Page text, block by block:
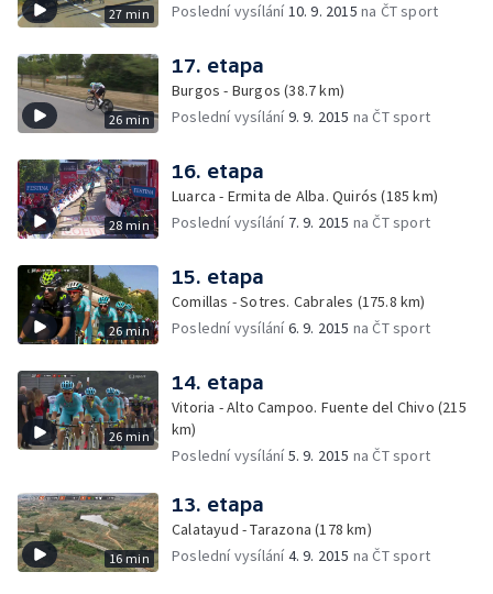
27 min
Poslední vysílání10. 9. 2015 na ČT sport
26 min
17. etapa
Burgos - Burgos (38.7 km)
Poslední vysílání9. 9. 2015 na ČT sport
28 min
16. etapa
Luarca - Ermita de Alba. Quirós (185 km)
Poslední vysílání 7. 9. 2015 na ČT sport
26 min
15. etapa
Comillas - Sotres. Cabrales (175.8 km)
Poslední vysílání6. 9. 2015 na ČT sport
26 min
14. etapa
Vitoria - Alto Campoo. Fuente del Chivo (215
km)
Poslední vysílání5. 9. 2015 na ČT sport
16 min
13. etapa
Calatayud - Tarazona (178 km)
Poslední vysílání4. 9. 2015 na ČT sport